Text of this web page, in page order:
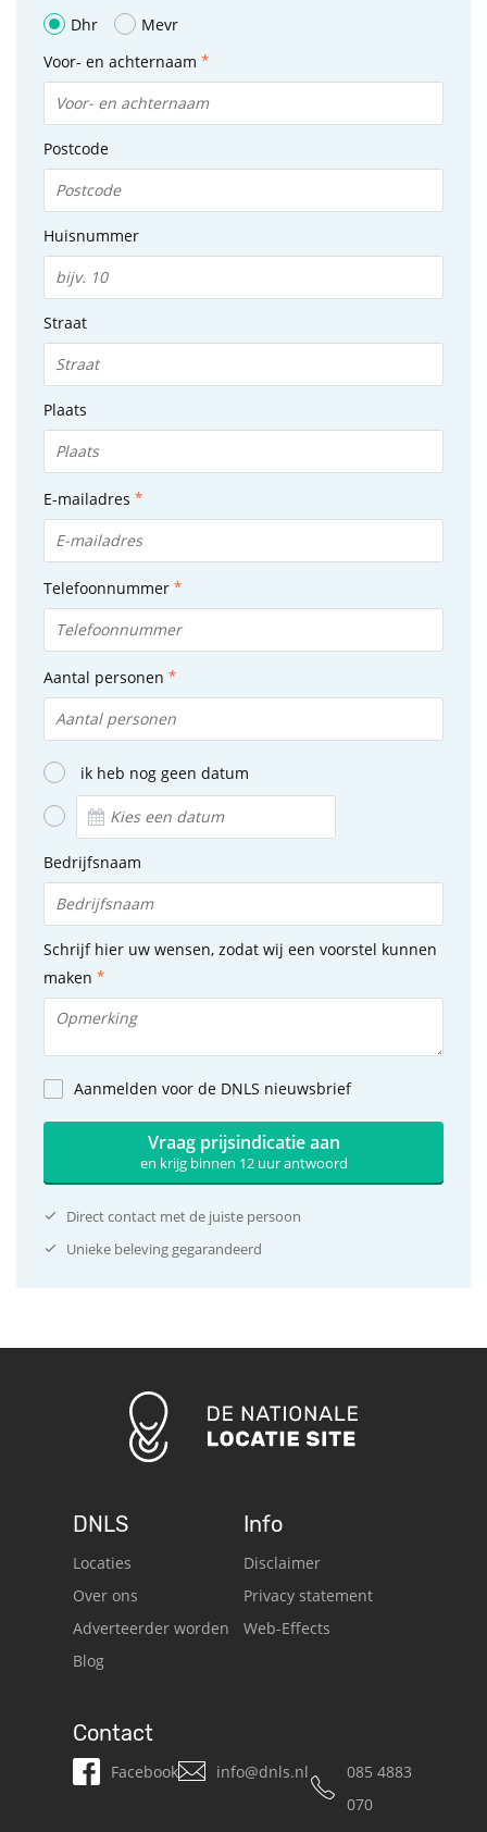
Dhr
Mevr
Voor- en achternaam
Postcode
Huisnummer
Straat
Plaats
E-mailadres
Telefoonnummer
Aantal personen
ik heb nog geen datum
Bedrijfsnaam
Schrijf hier uw wensen, zodat wij een voorstel kunnen
maken
Aanmelden voor de DNLS nieuwsbrief
Vraag prijsindicatie aan
en krijg binnen 12 uur antwoord
Direct contact met de juiste persoon
Unieke beleving gegarandeerd
DNLS
Locaties
Over ons
Adverteerder worden
Blog
Info
Disclaimer
Privacy statement
Web-Effects
Contact
Facebook info@dnls.nl
085 4883
070